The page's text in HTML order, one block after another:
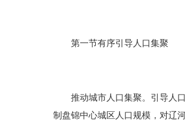
第一节有序引导人口集聚
推动城市人口集聚。引导人口
制盘锦中心城区人口规模，对辽